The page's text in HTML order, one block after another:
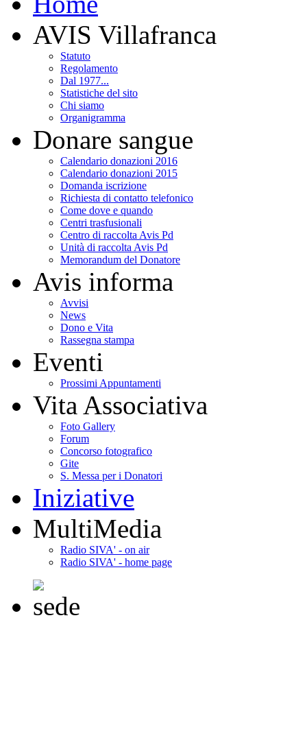
AVIS Villafranca
Statuto
Regolamento
Dal 1977...
Statistiche del sito
Chi siamo
Organigramma
Donare sangue
Calendario donazioni 2016
Calendario donazioni 2015
Domanda iscrizione
Richiesta di contatto telefonico
Come dove e quando
Centri trasfusionali
Centro di raccolta Avis Pd
Unità di raccolta Avis Pd
Memorandum del Donatore
Avis informa
Avvisi
News
Dono e Vita
Rassegna stampa
Eventi
Prossimi Appuntamenti
Vita Associativa
Foto Gallery
Forum
Concorso fotografico
Gite
S. Messa per i Donatori
Iniziative
MultiMedia
Radio SIVA' - on air
Radio SIVA' - home page